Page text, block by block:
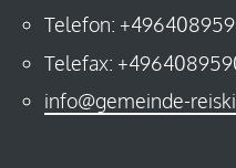
Telefon:
Telefax:
info@gemeinde-